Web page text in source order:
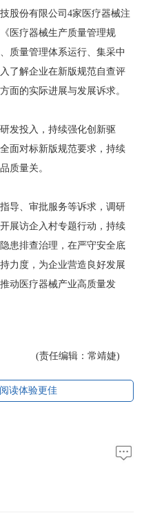
股份有限公司4家医疗器械注
医疗器械生产质量管理规
质量管理体系运行、集采中
了解企业在新版规范自查评
面的实际进展与发展诉求。
投入，持续强化创新驱
面对标新版规范要求，持续
质量关。
、审批服务等诉求，调研
展访企入村专题行动，持续
患排查治理，在严守安全底
力度，为企业营造良好发展
动医疗器械产业高质量发
(责任编辑：常靖婕)
读体验更佳